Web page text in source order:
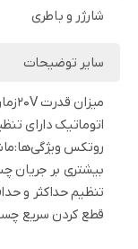
شارژر و باطری
سایر توضیحات
اتوماتیک دارای
روتکس
بیشتری بر جریان
تنظیم حد‌اکثر و
قطع کردن سریع